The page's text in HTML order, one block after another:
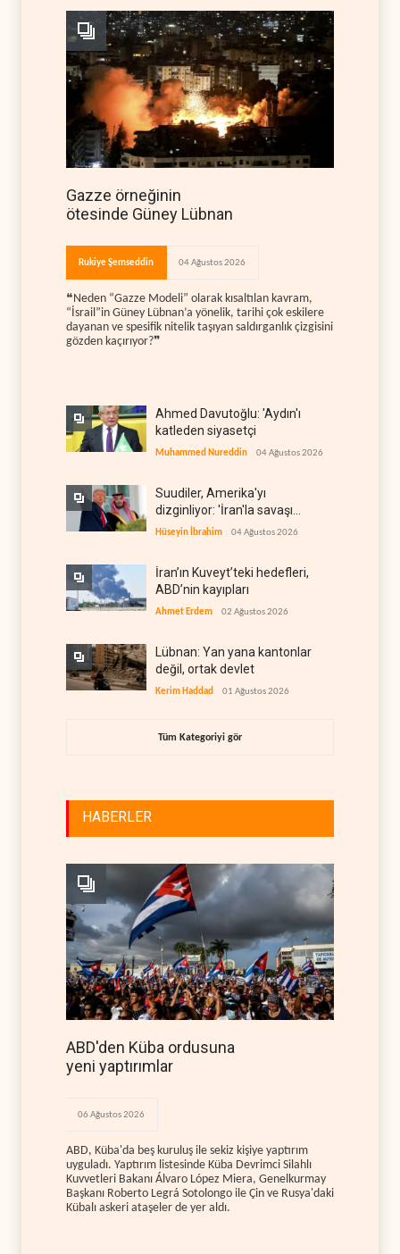
Gazze örneğinin
ötesinde Güney Lübnan
Rukiye Şemseddin 04 Ağustos 2026
❝Neden “Gazze Modeli” olarak kısaltılan kavram,
“İsrail”in Güney Lübnan’a yönelik, tarihi çok eskilere
dayanan ve spesifik nitelik taşıyan saldırganlık çizgisini
gözden kaçırıyor?❞
Ahmed Davutoğlu: 'Aydın'ı
katleden siyasetçi
Muhammed Nureddin 04 Ağustos 2026
Suudiler, Amerika'yı
dizginliyor: 'İran'la savaşı
kaldıracak gücümüz yok'
Hüseyin İbrahim 04 Ağustos 2026
İran’ın Kuveyt’teki hedefleri,
ABD’nin kayıpları
Ahmet Erdem 02 Ağustos 2026
Lübnan: Yan yana kantonlar
değil, ortak devlet
Kerim Haddad 01 Ağustos 2026
Tüm Kategoriyi gör
HABERLER
ABD'den Küba ordusuna
yeni yaptırımlar
06 Ağustos 2026
ABD, Küba'da beş kuruluş ile sekiz kişiye yaptırım
uyguladı. Yaptırım listesinde Küba Devrimci Silahlı
Kuvvetleri Bakanı Álvaro López Miera, Genelkurmay
Başkanı Roberto Legrá Sotolongo ile Çin ve Rusya'daki
Kübalı askeri ataşeler de yer aldı.